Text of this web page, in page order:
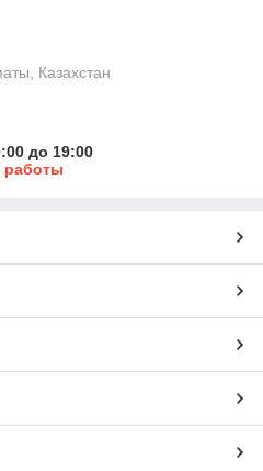
Казахстан
до 19:00
работы